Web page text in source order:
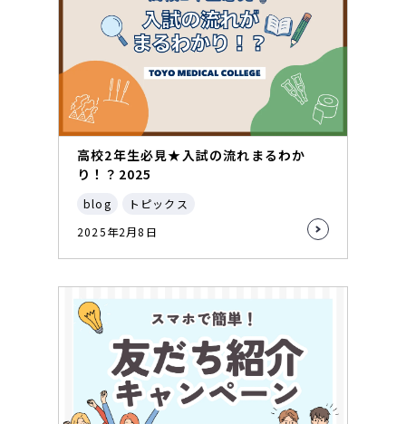
高校2年生必見★入試の流れまるわか
り！？2025
blog
トピックス
2025年2月8日